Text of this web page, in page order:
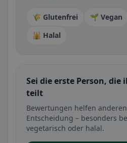
🌾 Glutenfrei 🌱 Vegan
🕌 Halal
Sei die erste Person, die
teilt
Bewertungen helfen
Entscheidung – besonders
vegetarisch oder halal.